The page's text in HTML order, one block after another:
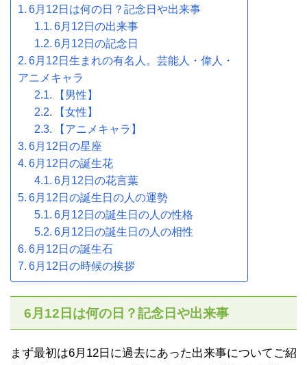
6月12日は何の日？記念日や出来事
6月12日の出来事
6月12日の記念日
6月12日生まれの有名人。芸能人・偉人・
アニメキャラ
【男性】
【女性】
【アニメキャラ】
6月12日の星座
6月12日の誕生花
6月12日の花言葉
6月12日の誕生日の人の運勢
6月12日の誕生日の人の性格
6月12日の誕生日の人の相性
6月12日の誕生石
6月12日の時候の挨拶
6月12日は何の日？記念日や出来事
まず最初は6月12日に過去にあった出来事についてご紹